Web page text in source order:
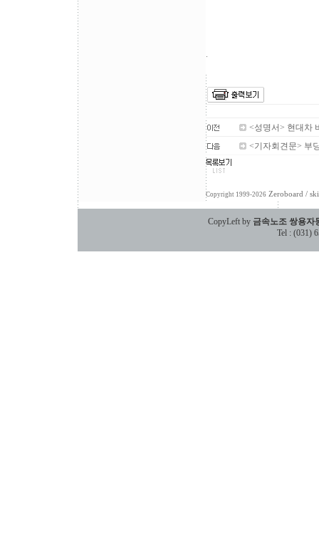
<성명서> 현대차
<기자회견문> 부
Copyright 1999-2026 Zeroboard /
CopyLeft by 금속노조 쌍용자
Tel : (031)